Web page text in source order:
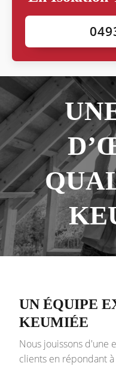
UN ÉQUIPE
KEUMIÉE
Nous jouissons d'une
clients en répondant